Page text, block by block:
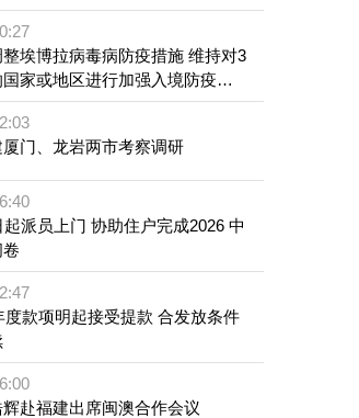
埃博拉病毒病防疫措施 维持对3
家或地区进行加强入境防疫措
门、龙岩两市考察调研
协助住户完成2026 中
项明起接受提款 合发放条件
赴福建出席闽澳合作会议